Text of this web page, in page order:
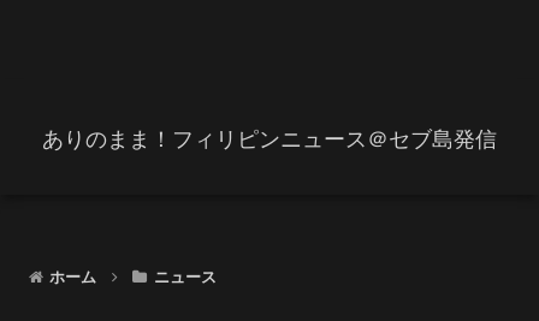
ありのまま！フィリピンニュース＠セブ島発信
ホーム ニュース